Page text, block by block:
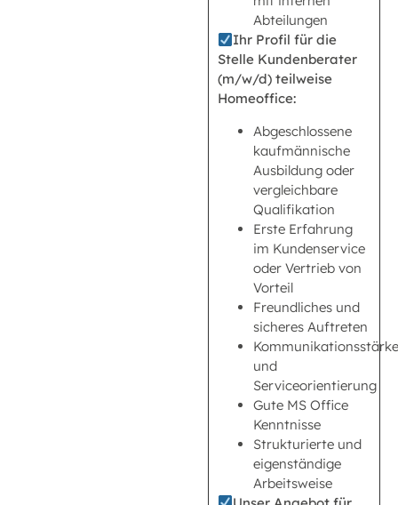
Abteilungen
Ihr Profil für die
Stelle Kundenberater
(m/w/d) teilweise
Homeoffice:
Abgeschlossene
kaufmännische
Ausbildung oder
vergleichbare
Qualifikation
Erste Erfahrung
im Kundenservice
oder Vertrieb von
Vorteil
Freundliches und
sicheres Auftreten
Kommunikationsstärke
und
Serviceorientierung
Gute MS Office
Kenntnisse
Strukturierte und
eigenständige
Arbeitsweise